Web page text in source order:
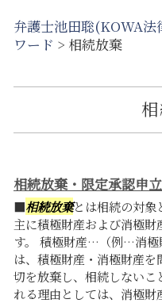
弁護士池田聡(KOWA法
ワード > 相続放棄
相続放棄・限定承認申
■相続放棄とは相続の対象
主に積極財産および消極
す。 積極財産…（例…消
は、積極財産・消極財産
切を放棄し、相続しないこ
れる理由としては、消極